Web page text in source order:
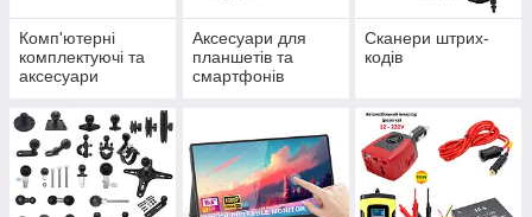
Комп'ютерні
комплектуючі та
аксесуари
Аксесуари для
планшетів та
смартфонів
Сканери штрих-
кодів